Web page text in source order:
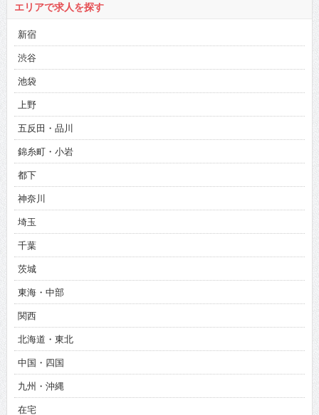
エリアで求人を探す
新宿
渋谷
池袋
上野
五反田・品川
錦糸町・小岩
都下
神奈川
埼玉
千葉
茨城
東海・中部
関西
北海道・東北
中国・四国
九州・沖縄
在宅